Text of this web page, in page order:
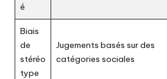
é
Biais
de
stéréo
type
Jugements basés sur des
catégories sociales